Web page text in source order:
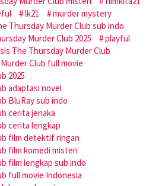
lk21
murder mystery
Thursday Murder Club sub indo
Murder Club 2025
playful
The Thursday Murder Club
Club full movie
2025
adaptasi novel
BluRay sub indo
cerita jenaka
cerita lengkap
film detektif ringan
film komedi misteri
film lengkap sub indo
full movie Indonesia